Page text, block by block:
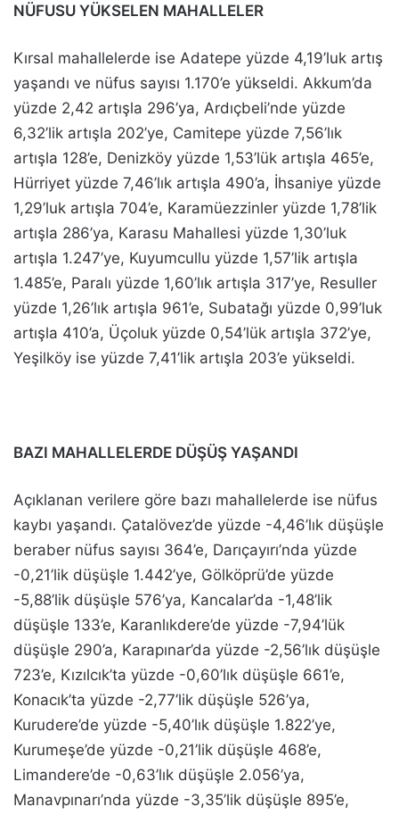
NÜFUSU YÜKSELEN MAHALLELER
Kırsal mahallelerde ise Adatepe yüzde 4,19’luk artış
yaşandı ve nüfus sayısı 1.170’e yükseldi. Akkum’da
yüzde 2,42 artışla 296’ya, Ardıçbeli’nde yüzde
6,32’lik artışla 202’ye, Camitepe yüzde 7,56’lık
artışla 128’e, Denizköy yüzde 1,53’lük artışla 465’e,
Hürriyet yüzde 7,46’lık artışla 490’a, İhsaniye yüzde
1,29’luk artışla 704’e, Karamüezzinler yüzde 1,78’lik
artışla 286’ya, Karasu Mahallesi yüzde 1,30’luk
artışla 1.247’ye, Kuyumcullu yüzde 1,57’lik artışla
1.485’e, Paralı yüzde 1,60’lık artışla 317’ye, Resuller
yüzde 1,26’lık artışla 961’e, Subatağı yüzde 0,99’luk
artışla 410’a, Üçoluk yüzde 0,54’lük artışla 372’ye,
Yeşilköy ise yüzde 7,41’lik artışla 203’e yükseldi.
BAZI MAHALLELERDE DÜŞÜŞ YAŞANDI
Açıklanan verilere göre bazı mahallelerde ise nüfus
kaybı yaşandı. Çatalövez’de yüzde -4,46’lık düşüşle
beraber nüfus sayısı 364’e, Darıçayırı’nda yüzde
-0,21’lik düşüşle 1.442’ye, Gölköprü’de yüzde
-5,88’lik düşüşle 576’ya, Kancalar’da -1,48’lik
düşüşle 133’e, Karanlıkdere’de yüzde -7,94’lük
düşüşle 290’a, Karapınar’da yüzde -2,56’lık düşüşle
723’e, Kızılcık’ta yüzde -0,60’lık düşüşle 661’e,
Konacık’ta yüzde -2,77’lik düşüşle 526’ya,
Kurudere’de yüzde -5,40’lık düşüşle 1.822’ye,
Kurumeşe’de yüzde -0,21’lik düşüşle 468’e,
Limandere’de -0,63’lık düşüşle 2.056’ya,
Manavpınarı’nda yüzde -3,35’lik düşüşle 895’e,